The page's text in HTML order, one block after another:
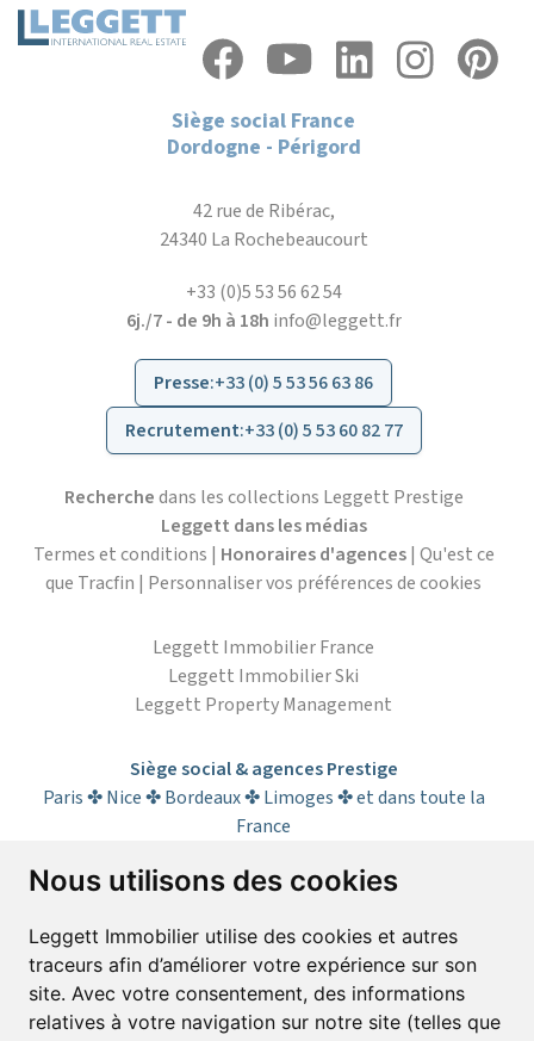
Nous utilisons des cookies
Leggett Immobilier utilise des cookies et autres
traceurs afin d’améliorer votre expérience sur son
site. Avec votre consentement, des informations
relatives à votre navigation sur notre site (telles que
Siège social France
Dordogne - Périgord
42 rue de Ribérac,
24340 La Rochebeaucourt
+33 (0)5 53 56 62 54
6j./7 - de 9h à 18h info@leggett.fr
Presse:+33 (0) 5 53 56 63 86
Recrutement:+33 (0) 5 53 60 82 77
Recherchedans les collections Leggett Prestige
Leggett dans les médias
Termes et conditions | Honoraires d'agences| Qu'est ce
que Tracfin | Personnaliser vos préférences de cookies
Leggett Immobilier France
Leggett Immobilier Ski
Leggett Property Management
Siège social & agences Prestige
Paris ✤ Nice ✤ Bordeaux ✤ Limoges ✤ et dans toute la
France
S’abonner à la lettre d’informations
Prénom* Nom*